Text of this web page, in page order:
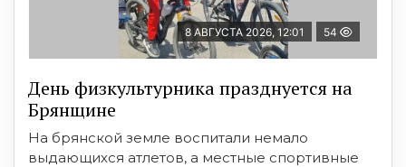
8 АВГУСТА 2026, 12:01 54
День физкультурника празднуется на
Брянщине
На брянской земле воспитали немало
выдающихся атлетов, а местные спортивные